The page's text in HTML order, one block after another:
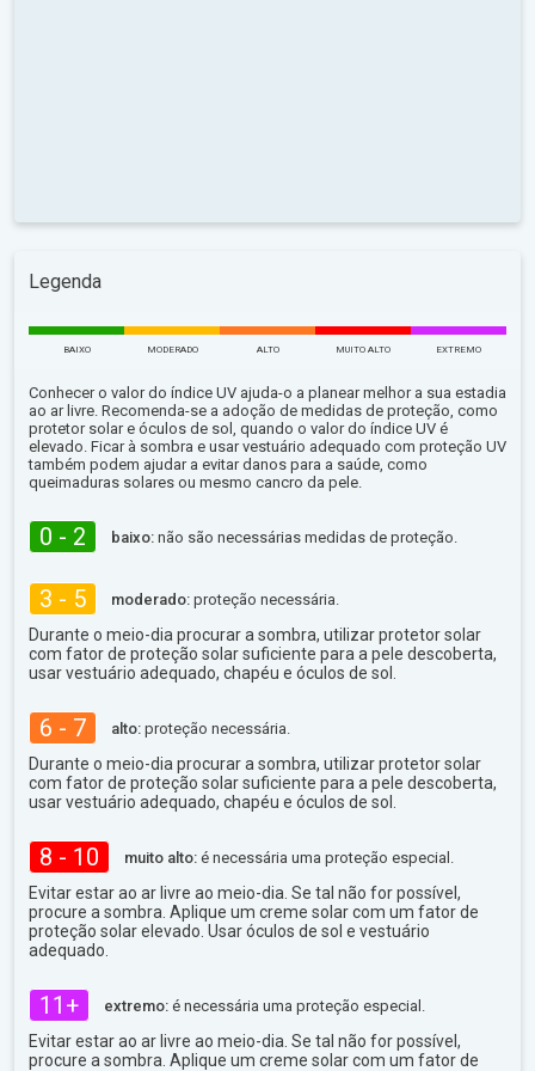
Legenda
BAIXO MODERADO ALTO MUITO ALTO EXTREMO
Conhecer o valor do índice UV ajuda-o a planear melhor a sua estadia
ao ar livre. Recomenda-se a adoção de medidas de proteção, como
protetor solar e óculos de sol, quando o valor do índice UV é
elevado. Ficar à sombra e usar vestuário adequado com proteção UV
também podem ajudar a evitar danos para a saúde, como
queimaduras solares ou mesmo cancro da pele.
0 - 2 baixo: não são necessárias medidas de proteção.
3 - 5 moderado: proteção necessária.
Durante o meio-dia procurar a sombra, utilizar protetor solar
com fator de proteção solar suficiente para a pele descoberta,
usar vestuário adequado, chapéu e óculos de sol.
6 - 7 alto: proteção necessária.
Durante o meio-dia procurar a sombra, utilizar protetor solar
com fator de proteção solar suficiente para a pele descoberta,
usar vestuário adequado, chapéu e óculos de sol.
8 - 10 muito alto: é necessária uma proteção especial.
Evitar estar ao ar livre ao meio-dia. Se tal não for possível,
procure a sombra. Aplique um creme solar com um fator de
proteção solar elevado. Usar óculos de sol e vestuário
adequado.
11+ extremo: é necessária uma proteção especial.
Evitar estar ao ar livre ao meio-dia. Se tal não for possível,
procure a sombra. Aplique um creme solar com um fator de